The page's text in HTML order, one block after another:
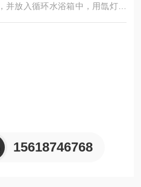
放入循环水浴箱中，用氙灯对
浸水光照射后的颜色稳定性。
15618746768